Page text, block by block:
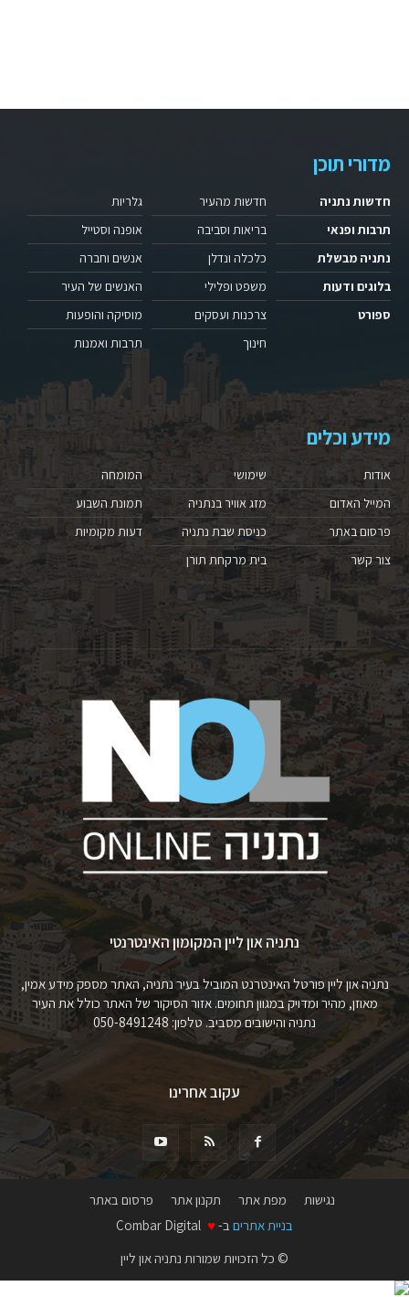
מדורי תוכן
חדשות נתניה
תרבות ופנאי
נתניה מבשלת
בלוגים ודעות
ספורט
חדשות מהעיר
בריאות וסביבה
כלכלה ונדלן
משפט ופלילי
צרכנות ועסקים
חינוך
גלריות
אופנה וסטייל
אנשים וחברה
האנשים של העיר
מוסיקה והופעות
תרבות ואמנות
מידע וכלים
אודות
המייל האדום
פרסום באתר
צור קשר
שימושי
מזג אוויר בנתניה
כניסת שבת נתניה
בית מרקחת תורן
המומחה
תמונת השבוע
דעות מקומיות
נתניה און ליין המקומון האינטרנטי
נתניה און ליין פורטל האינטרנט המוביל בעיר נתניה, האתר מספק מידע אמין,
מאוזן, מהיר ומדויק במגוון תחומים. אזור הסיקור של האתר כולל את העיר
נתניה והישובים מסביב. טלפון: 050-8491248
עקוב אחרינו
נגישות מפת אתר תקנון אתר
פרסום באתר
בניית אתרים ב- ♥
© כל הזכויות שמורות נתניה און ליין